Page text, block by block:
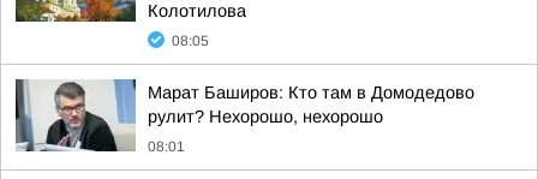
Колотилова
08:05
Марат Баширов: Кто там в Домодедово
рулит? Нехорошо, нехорошо
08:01